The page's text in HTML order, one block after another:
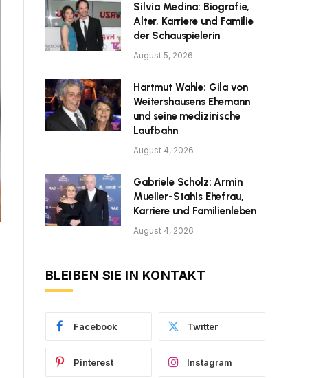
Silvia Medina: Biografie,
Alter, Karriere und Familie
der Schauspielerin
August 5, 2026
Hartmut Wahle: Gila von
Weitershausens Ehemann
und seine medizinische
Laufbahn
August 4, 2026
Gabriele Scholz: Armin
Mueller-Stahls Ehefrau,
Karriere und Familienleben
August 4, 2026
BLEIBEN SIE IN KONTAKT
Facebook Twitter
Pinterest Instagram